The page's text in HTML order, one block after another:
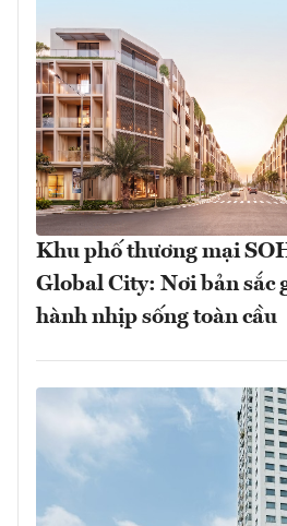
Khu phố thương mại
Global City: Nơi bản sắc
hành nhịp sống toàn cầu